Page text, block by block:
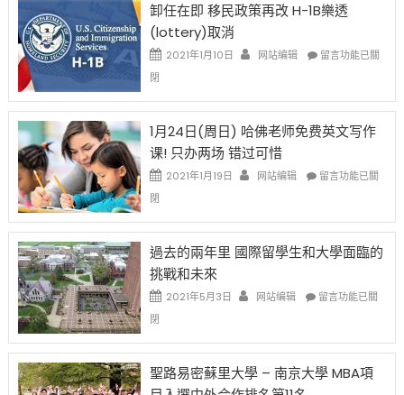
後
在
對
開
中
讓
說
請
1B
證
者
得〉
卸任在即 移民政策再改 H-1B樂透
(lottery)取消
2021年1月10日 网站编辑
在
在
移
政
改
1B
透
消〉
留言功能已關
閉
1月24日(周日) 哈佛老师免费英文写作
课! 只办两场 错过可惜
2021年1月19日 网站编辑
在
24
(周
哈
师
费
留言功能已關
閉
過去的兩年里 國際留學生和大學面臨的
挑戰和未來
2021年5月3日 网站编辑
在
的
年
留言功能已關
閉
聖路易密蘇里大學 – 南京大學 MBA項